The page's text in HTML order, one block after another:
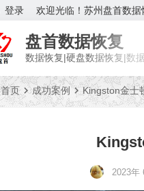
欢迎光临！苏州盘首数据
登录
盘首数据恢复
数据恢复|硬盘数据恢复|数
首页 成功案例 Kingston金士
2023年